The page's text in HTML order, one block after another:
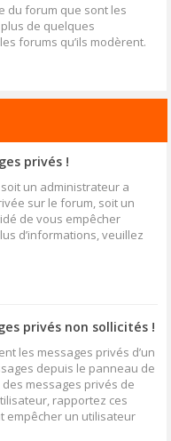
du forum que sont les
de quelques
forums qu’ils modèrent.
privés !
un administrateur a
sur le forum, soit un
de vous empêcher
d’informations, veuillez
privés non sollicités !
les messages privés d’un
depuis le panneau de
messages privés de
rapportez ces
empêcher un utilisateur